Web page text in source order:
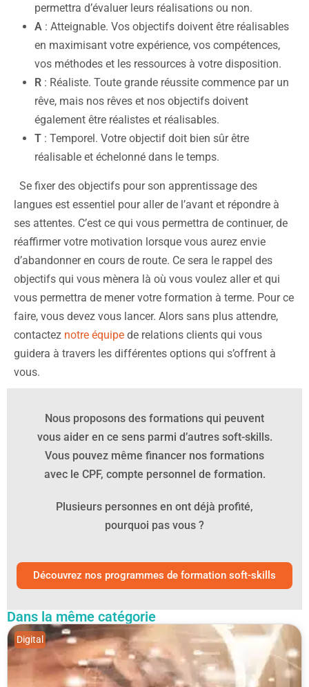
permettra d’évaluer leurs réalisations ou non.
A : Atteignable. Vos objectifs doivent être réalisables
en maximisant votre expérience, vos compétences,
vos méthodes et les ressources à votre disposition.
R : Réaliste. Toute grande réussite commence par un
rêve, mais nos rêves et nos objectifs doivent
également être réalistes et réalisables.
T : Temporel. Votre objectif doit bien sûr être
réalisable et échelonné dans le temps.
Se fixer des objectifs pour son apprentissage des
langues est essentiel pour aller de l’avant et répondre à
ses attentes. C’est ce qui vous permettra de continuer, de
réaffirmer votre motivation lorsque vous aurez envie
d’abandonner en cours de route. Ce sera le rappel des
objectifs qui vous mènera là où vous voulez aller et qui
vous permettra de mener votre formation à terme. Pour ce
faire, vous devez vous lancer. Alors sans plus attendre,
contactez notre équipe de relations clients qui vous
guidera à travers les différentes options qui s’offrent à
vous.
Nous proposons des formations qui peuvent
vous aider en ce sens parmi d’autres soft-skills.
Vous pouvez même financer nos formations
avec le CPF, compte personnel de formation.
Plusieurs personnes en ont déjà profité,
pourquoi pas vous ?
Découvrez nos programmes de formation soft-skills
Dans la même catégorie
Digital